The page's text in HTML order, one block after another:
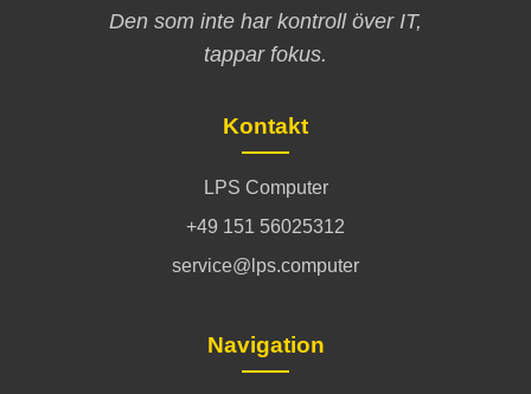
Den som inte har kontroll över IT,
tappar fokus.
Kontakt
LPS Computer
+49 151 56025312
service@lps.computer
Navigation